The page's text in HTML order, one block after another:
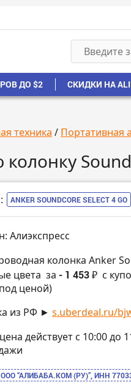
ДО $2 СКИДКИ НА
техника / Портативная
ANKER SOUNDCORE SELECT 4 GO
Алиэкспресс
колонка Anker
цвета за - 1 453 ₽ с
ценой)
из РФ ► s.uberdeal.ru/
действует с 10:00
“АЛИБАБА.КОМ (РУ)”, ИНН